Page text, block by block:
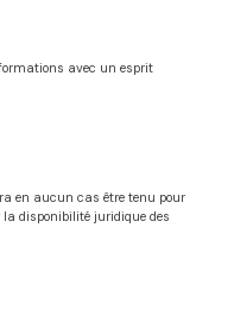
avec un esprit
en aucun cas être tenu pour
la disponibilité juridique des